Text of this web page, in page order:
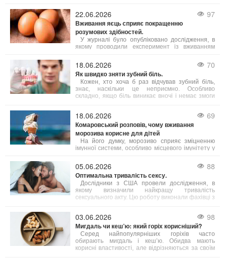
активність сіркобактерій, що мешкають на язиці
і в гортані, які продукують леткі сполуки з різким
запахом.
22.06.2026 97
Вживання яєць сприяє покращенню
розумових здібностей.
У журналі було опубліковано дослідження, в
якому проводили експеримент із вживанням
Результати свідчать, що їжа з яйцями допомагає
підвищити інтелект, зокрема покращуючи
виконавчі когнітивні функції.
18.06.2026 70
Як швидко зняти зубний біль.
Кожен, хто хоча б раз відчував зубний біль,
знає, наскільки це неприємно. Особливо
складно, якщо біль виникає вночі і немає змоги
18.06.2026 69
Комаровський розповів, чому вживання
морозива корисне для дітей
На його думку, морозиво сприяє зміцненню
імунної системи, особливо місцевого імунітету у
Проте експерт підкреслює, що одне споживання
морозива на місяць не принесе бажаного
ефекту — необхідна постійність у вживанні.
05.06.2026 88
Оптимальна тривалість сексу.
Дослідники з США провели дослідження, в
якому визначили найкращу тривалість
сексуального акту. Цю роботу виконали фахівці з
03.06.2026 98
Мигдаль чи кеш’ю: який горіх корисніший?
Серед найпопулярніших горіхів часто
обирають мигдаль і кеш’ю. Обидва мають
корисні властивості, але відрізняються за своїм